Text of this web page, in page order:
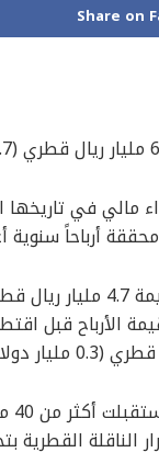
Share on
الناقلة القطرية